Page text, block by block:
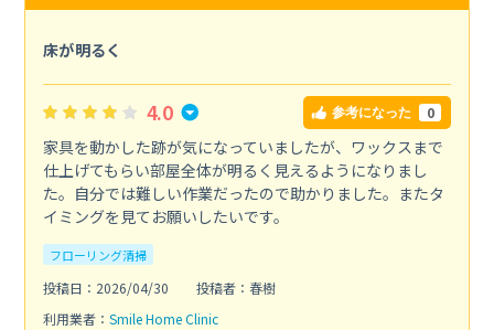
床が明るく
4.0 参考になった 0
家具を動かした跡が気になっていましたが、ワックスまで
仕上げてもらい部屋全体が明るく見えるようになりまし
た。自分では難しい作業だったので助かりました。またタ
イミングを見てお願いしたいです。
フローリング清掃
投稿日：2026/04/30
投稿者：春樹
利用業者： Smile Home Clinic